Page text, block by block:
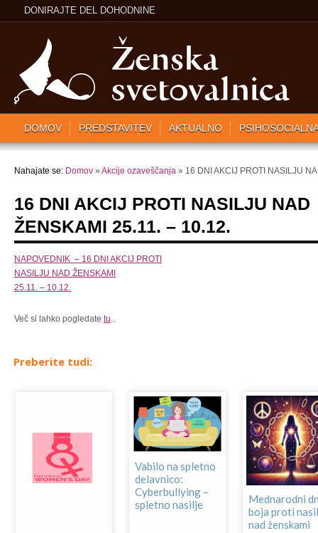
DONIRAJTE DEL DOHODNINE
DOMOV PREDSTAVITEV AKTUALNO
Nahajate se: Domov » Akcije ozaveščanja » 16 DNI AKCIJ PROTI NASILJU
16 DNI AKCIJ PROTI NASILJU NAD
ŽENSKAMI 25.11. – 10.12.
NAPOVEDNIK – 16 DNI AKCIJ PROTI
NASILJU NAD ŽENSKAMI
25.11. – 10.12.
Več si lahko pogledate tu..
Preberite tudi:
Vabilo na spletno
delavnico:
Cyberbullying –
spletno nasilje
Mednarodni
boja proti
nad ženskami